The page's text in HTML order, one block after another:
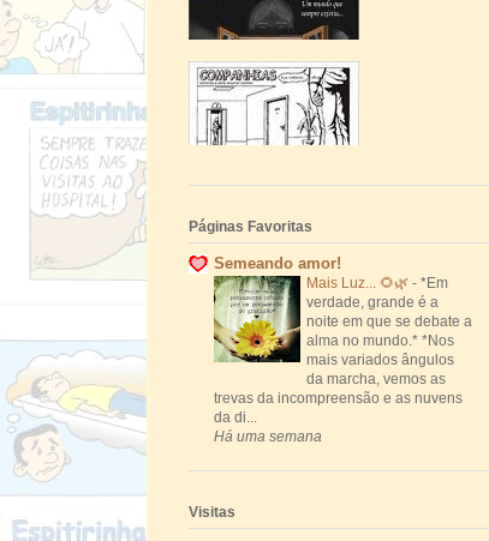
Páginas Favoritas
Semeando amor!
Mais Luz... 🌻🌿 - *Em
verdade, grande é a
noite em que se debate a
alma no mundo.* *Nos
mais variados ângulos
da marcha, vemos as
trevas da incompreensão e as nuvens
da di...
Há uma semana
Visitas